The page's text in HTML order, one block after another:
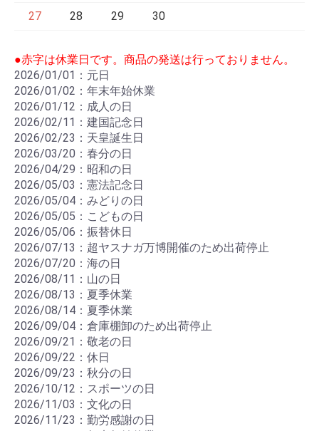
27 28 29 30
●赤字は休業日です。商品の発送は行っておりません。
2026/01/01：元日
2026/01/02：年末年始休業
2026/01/12：成人の日
2026/02/11：建国記念日
2026/02/23：天皇誕生日
2026/03/20：春分の日
2026/04/29：昭和の日
2026/05/03：憲法記念日
2026/05/04：みどりの日
2026/05/05：こどもの日
2026/05/06：振替休日
2026/07/13：超ヤスナガ万博開催のため出荷停止
2026/07/20：海の日
2026/08/11：山の日
2026/08/13：夏季休業
2026/08/14：夏季休業
2026/09/04：倉庫棚卸のため出荷停止
2026/09/21：敬老の日
2026/09/22：休日
2026/09/23：秋分の日
2026/10/12：スポーツの日
2026/11/03：文化の日
2026/11/23：勤労感謝の日